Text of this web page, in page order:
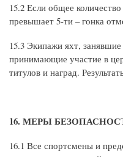
15.2 Если общее
превышает 5-ти – гонка
15.3 Экипажи яхт,
принимающие участие в
титулов и наград.
16. МЕРЫ
16.1 Все спортсмены и